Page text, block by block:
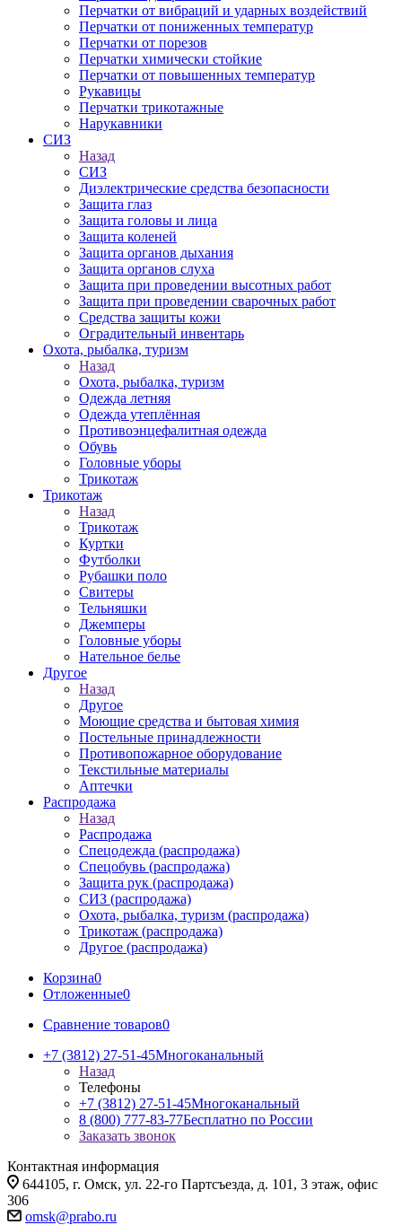
Перчатки от вибраций и ударных воздействий
Перчатки от пониженных температур
Перчатки от порезов
Перчатки химически стойкие
Перчатки от повышенных температур
Рукавицы
Перчатки трикотажные
Нарукавники
СИЗ
Назад
СИЗ
Диэлектрические средства безопасности
Защита глаз
Защита головы и лица
Защита коленей
Защита органов дыхания
Защита органов слуха
Защита при проведении высотных работ
Защита при проведении сварочных работ
Средства защиты кожи
Оградительный инвентарь
Охота, рыбалка, туризм
Назад
Охота, рыбалка, туризм
Одежда летняя
Одежда утеплённая
Противоэнцефалитная одежда
Обувь
Головные уборы
Трикотаж
Трикотаж
Назад
Трикотаж
Куртки
Футболки
Рубашки поло
Свитеры
Тельняшки
Джемперы
Головные уборы
Нательное белье
Другое
Назад
Другое
Моющие средства и бытовая химия
Постельные принадлежности
Противопожарное оборудование
Текстильные материалы
Аптечки
Распродажа
Назад
Распродажа
Спецодежда (распродажа)
Спецобувь (распродажа)
Защита рук (распродажа)
СИЗ (распродажа)
Охота, рыбалка, туризм (распродажа)
Трикотаж (распродажа)
Другое (распродажа)
Корзина0
Отложенные0
Сравнение товаров0
+7 (3812) 27-51-45Многоканальный
Назад
Телефоны
+7 (3812) 27-51-45Многоканальный
8 (800) 777-83-77Бесплатно по России
Заказать звонок
Контактная информация
644105, г. Омск, ул. 22-го Партсъезда, д. 101, 3 этаж, офис
306
omsk@prabo.ru